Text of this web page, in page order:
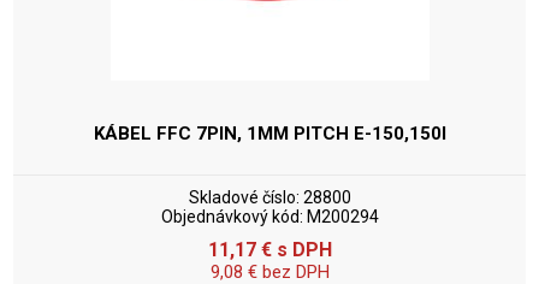
KÁBEL FFC 7PIN, 1MM PITCH E-150,150I
Skladové číslo: 28800
Objednávkový kód: M200294
11,17 €s DPH
9,08 €bez DPH